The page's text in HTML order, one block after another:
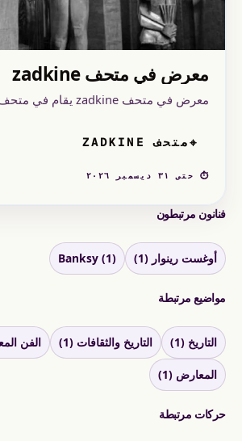
معرض في متحف zadkine
معرض في متحف zadkine يقام في متحف zadkine.
⌖متحف ZADKINE
⏱ حتى ٣١ ديسمبر ٢٠٢٦
فنانون مرتبطون
أوغست رينوار (1) Banksy (1)
مواضيع مرتبطة
التاريخ (1) التاريخ والثقافات (1) الفن
المعارض (1)
حركات مرتبطة